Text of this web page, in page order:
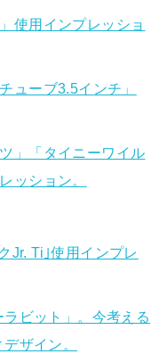
使用インプレッショ
ューブ3.5インチ」
」「タイニーワイル
ッション。
Jr. Ti｣使用インプレ
ビット」。今考える
ザイン。